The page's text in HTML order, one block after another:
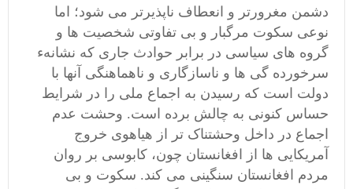
دشمن مغرورتر و انعطاف ناپذیرتر می شود؛ اما
نوعی سکوت مرگبار و بی تفاوتی شخصیت ها و
گروه های سیاسی در برابر حوادث جاری که نشانهء
سرخورده گی ها و ناسازگاری و ناهماهنگی آنها با
دولت است که رسیدن به اجماع ملی را در شرایط
حساس کنونی به چالش برده است. وحشت عدم
اجماع در داخل وحشتناک تر از هیاهوی خروج
آمریکایی ها از افغانستان چون، کابوسی بر روان‌
مردم افغانستان سنگینی می کند. سکوت و بی